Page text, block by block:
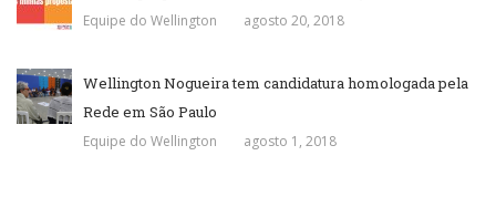
Equipe do Wellington agosto 20, 2018
Wellington Nogueira tem candidatura homologada pela
Rede em São Paulo
Equipe do Wellington agosto 1, 2018